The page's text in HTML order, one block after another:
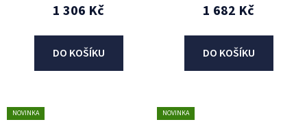
1 306 Kč
DO KOŠÍKU
1 682 Kč
DO KOŠÍKU
NOVINKA NOVINKA